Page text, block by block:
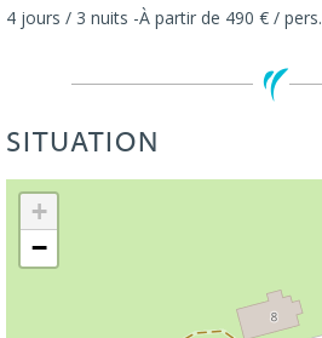
4 jours / 3 nuits -À partir de 490 € / pers.
SITUATION
+
−